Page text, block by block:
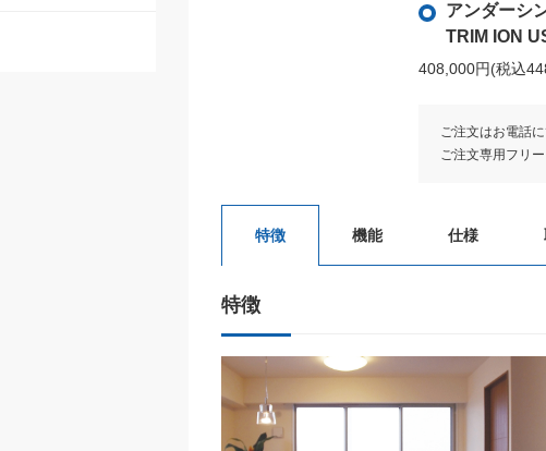
アンダーシ
TRIM ION
408,000円(税込
ご注文はお電話
ご注文専用フリー
特徴 機能 仕様
特徴